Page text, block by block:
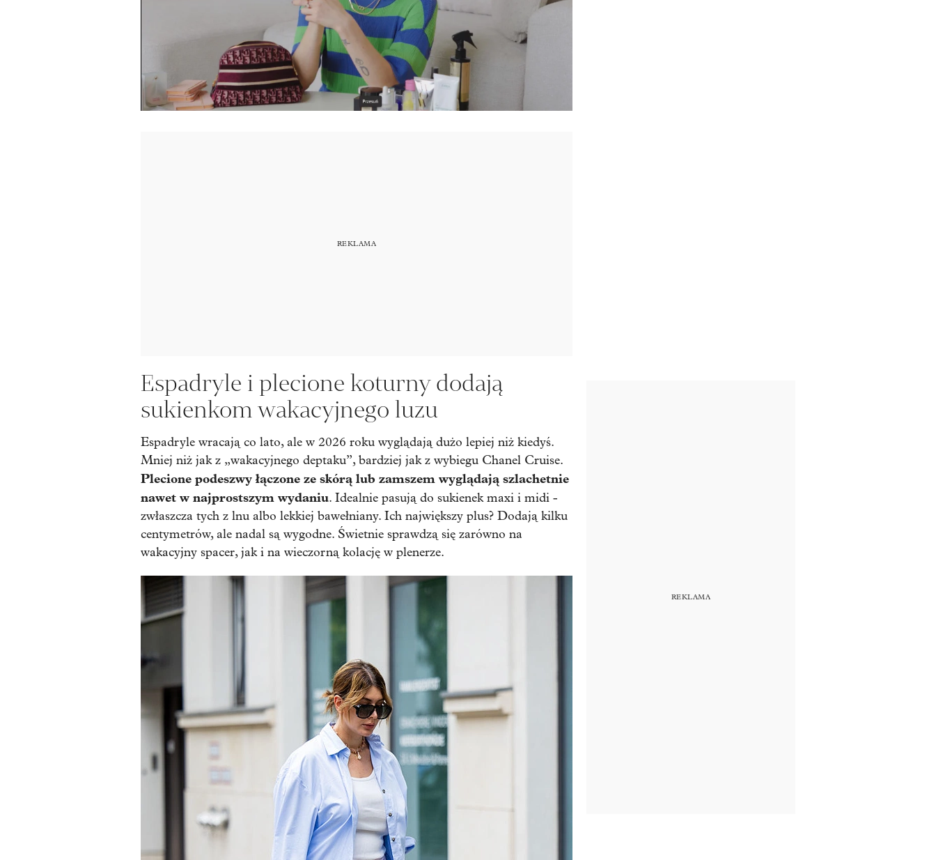
Espadryle i plecione koturny dodają
sukienkom wakacyjnego luzu
Espadryle wracają co lato, ale w 2026 roku wyglądają dużo lepiej niż kiedyś.
Mniej niż jak z „wakacyjnego deptaku”, bardziej jak z wybiegu Chanel Cruise.
Plecione podeszwy łączone ze skórą lub zamszem wyglądają szlachetnie
nawet w najprostszym wydaniu. Idealnie pasują do sukienek maxi i midi -
zwłaszcza tych z lnu albo lekkiej bawełniany. Ich największy plus? Dodają kilku
centymetrów, ale nadal są wygodne. Świetnie sprawdzą się zarówno na
wakacyjny spacer, jak i na wieczorną kolację w plenerze.